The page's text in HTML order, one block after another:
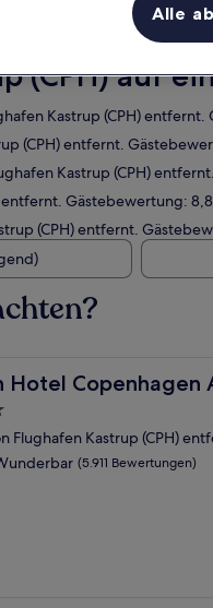
(CPH) auf
Kastrup (CPH)
(CPH) entfernt.
Kastrup (CPH)
Gästebewertung:
(CPH) entfernt.
Hotel Copenhagen
Copenhagen Airport
Flughafen Kastrup (CPH)
(5.911 Bewertungen)
Alle